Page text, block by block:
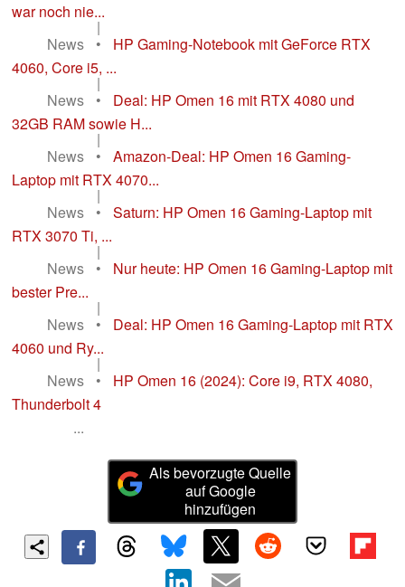
war noch nie...
|
News
•
HP Gaming-Notebook mit GeForce RTX
4060, Core i5, ...
|
News
•
Deal: HP Omen 16 mit RTX 4080 und
32GB RAM sowie H...
|
News
•
Amazon-Deal: HP Omen 16 Gaming-
Laptop mit RTX 4070...
|
News
•
Saturn: HP Omen 16 Gaming-Laptop mit
RTX 3070 Ti, ...
|
News
•
Nur heute: HP Omen 16 Gaming-Laptop mit
bester Pre...
|
News
•
Deal: HP Omen 16 Gaming-Laptop mit RTX
4060 und Ry...
|
News
•
HP Omen 16 (2024): Core i9, RTX 4080,
Thunderbolt 4
...
Als bevorzugte Quelle
auf Google
hinzufügen